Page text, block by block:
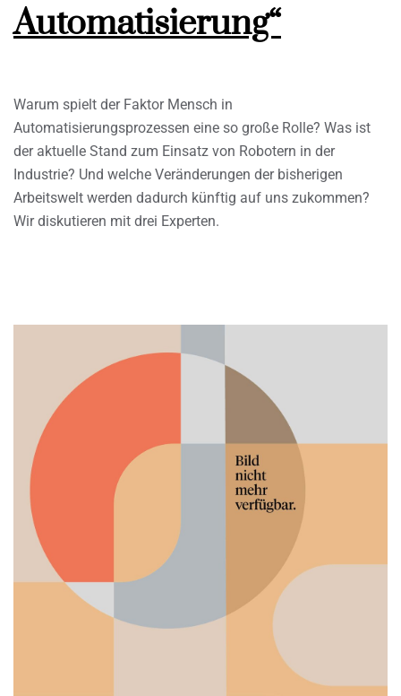
Automatisierung“
Warum spielt der Faktor Mensch in
Automatisierungsprozessen eine so große Rolle? Was ist
der aktuelle Stand zum Einsatz von Robotern in der
Industrie? Und welche Veränderungen der bisherigen
Arbeitswelt werden dadurch künftig auf uns zukommen?
Wir diskutieren mit drei Experten.